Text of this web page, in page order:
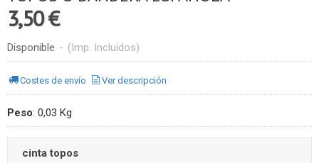
3,50 €
Disponible - (Imp. Incluidos)
Costes de envío Ver descripción
Peso: 0,03 Kg
cinta topos